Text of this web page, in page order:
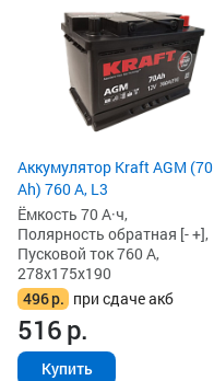
Аккумулятор Kraft AGM (70
Ah) 760 А, L3
Ёмкость 70 А·ч,
Полярность обратная [- +],
Пусковой ток 760 А,
278x175x190
496р. при сдаче акб
516р.
Купить